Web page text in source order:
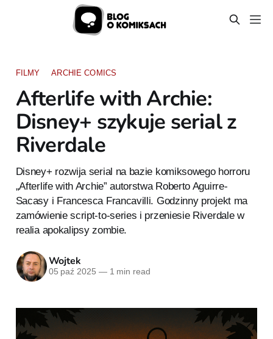
FILMY ARCHIE COMICS
Afterlife with Archie:
Disney+ szykuje serial z
Riverdale
Disney+ rozwija serial na bazie komiksowego horroru
„Afterlife with Archie” autorstwa Roberto Aguirre-
Sacasy i Francesca Francavilli. Godzinny projekt ma
zamówienie script-to-series i przeniesie Riverdale w
realia apokalipsy zombie.
Wojtek
05 paź 2025 —1 min read